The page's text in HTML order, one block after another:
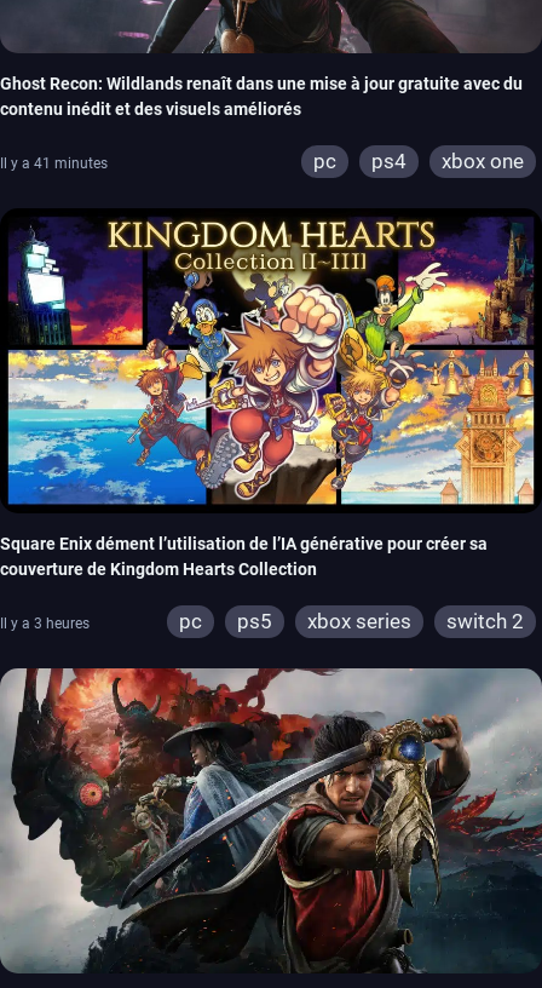
Ghost Recon: Wildlands renaît dans une mise à jour gratuite avec du
contenu inédit et des visuels améliorés
Il y a 41 minutes pc ps4 xbox one
Square Enix dément l’utilisation de l’IA générative pour créer sa
couverture de Kingdom Hearts Collection
Il y a 3 heures pc ps5 xbox series switch 2